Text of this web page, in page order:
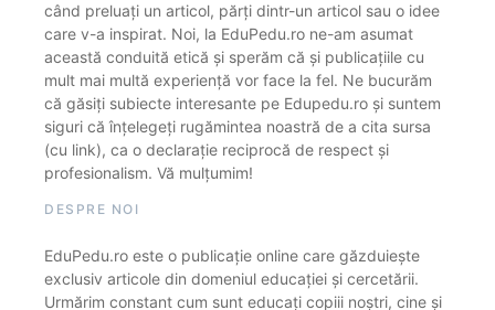
când preluați un articol, părți dintr-un articol sau o idee
care v-a inspirat. Noi, la EduPedu.ro ne-am asumat
această conduită etică și sperăm că și publicațiile cu
mult mai multă experiență vor face la fel. Ne bucurăm
că găsiți subiecte interesante pe Edupedu.ro și suntem
siguri că înțelegeți rugămintea noastră de a cita sursa
(cu link), ca o declarație reciprocă de respect și
profesionalism. Vă mulțumim!
DESPRE NOI
EduPedu.ro este o publicație online care găzduiește
exclusiv articole din domeniul educației și cercetării.
Urmărim constant cum sunt educați copiii noștri, cine și